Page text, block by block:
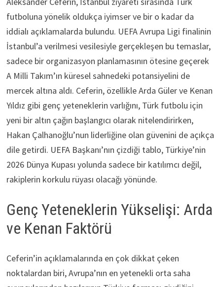
futboluna yönelik oldukça iyimser ve bir o kadar da
iddialı açıklamalarda bulundu. UEFA Avrupa Ligi finalinin
İstanbul’a verilmesi vesilesiyle gerçekleşen bu temaslar,
sadece bir organizasyon planlamasının ötesine geçerek
A Milli Takım’ın küresel sahnedeki potansiyelini de
mercek altına aldı. Ceferin, özellikle Arda Güler ve Kenan
Yıldız gibi genç yeteneklerin varlığını, Türk futbolu için
yeni bir altın çağın başlangıcı olarak nitelendirirken,
Hakan Çalhanoğlu’nun liderliğine olan güvenini de açıkça
dile getirdi. UEFA Başkanı’nın çizdiği tablo, Türkiye’nin
2026 Dünya Kupası yolunda sadece bir katılımcı değil,
rakiplerin korkulu rüyası olacağı yönünde.
Genç Yeteneklerin Yükselişi: Arda
ve Kenan Faktörü
Ceferin’in açıklamalarında en çok dikkat çeken
noktalardan biri, Avrupa’nın en yetenekli orta saha